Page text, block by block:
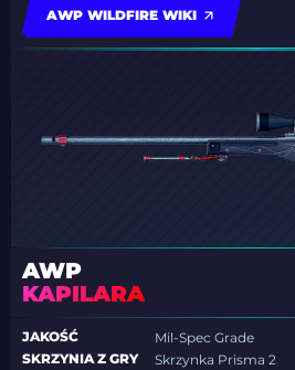
AWP WILDFIRE WIKI
AWP
KAPILARA
JAKOŚĆ
Mil-Spec Grade
SKRZYNIA Z GRY
Skrzynka Prisma 2